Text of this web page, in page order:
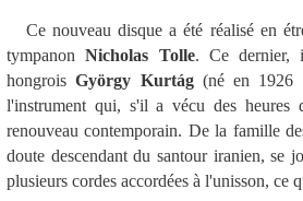
Ce nouveau disque a été réalisé en
tympanonNicholas Tolle. Ce dernier,
hongroisGyörgy Kurtág(né en 1926
l'instrument qui, s'il a vécu des
renouveau contemporain. De la famille
doute descendant du santour iranien, se
plusieurs cordes accordées à l'unisson,